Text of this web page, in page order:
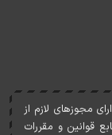
مجوزهای لازم از
قوانين و مقررات